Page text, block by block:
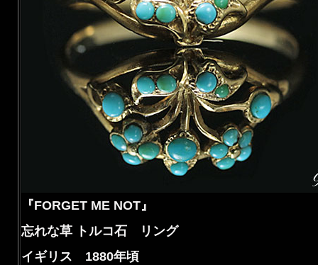
『FORGET ME NOT』
忘れな草 トルコ石 リング
イギリス 1880年頃